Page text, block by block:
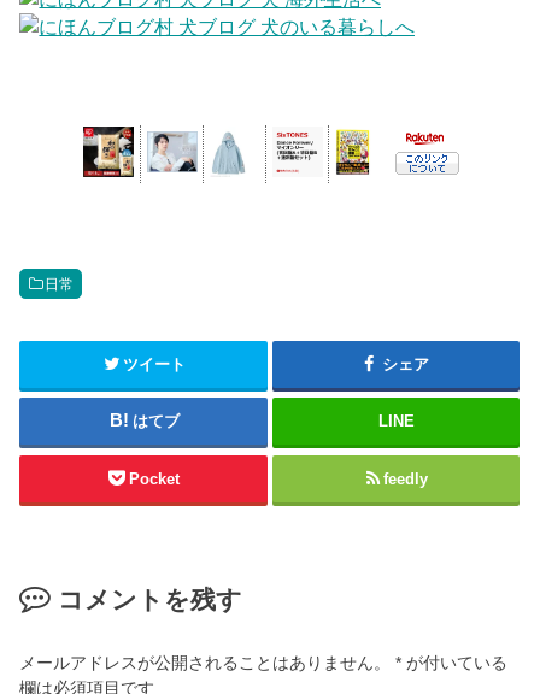
日常
ツイート シェア
はてブ LINE
Pocket feedly
コメントを残す
メールアドレスが公開されることはありません。 * が付いている
欄は必須項目です